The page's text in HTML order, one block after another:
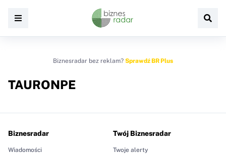
Biznesradar bez reklam? Sprawdź BR Plus
TAURONPE
Biznesradar
Wiadomości
Twój Biznesradar
Twoje alerty